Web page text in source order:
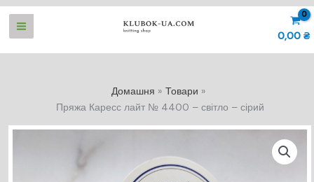
Перейти
0,00 ₴
Домашня
Товари
Пряжа Каресс лайт № 4400 – світло – сірий